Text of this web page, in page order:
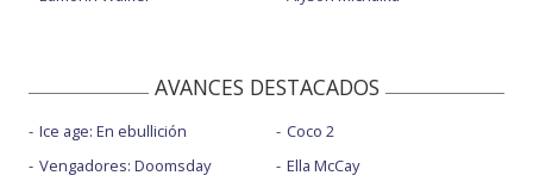
AVANCES DESTACADOS
Ice age: En ebullición
Vengadores: Doomsday
Coco 2
Ella McCay